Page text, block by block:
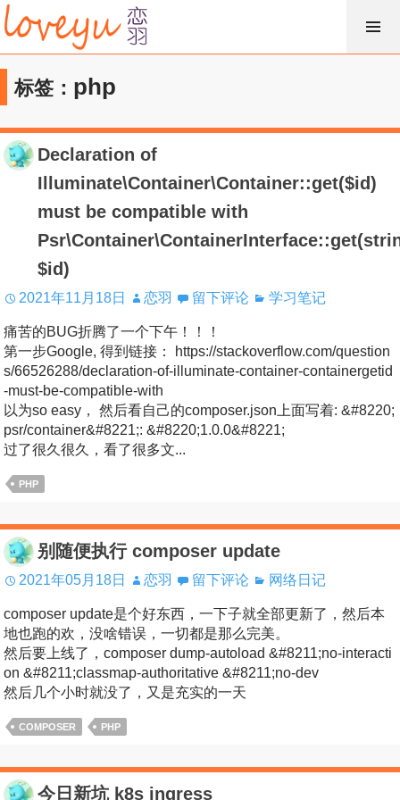
跳
过
内
容标签： php
Declaration of
Illuminate\Container\Container::get($id)
must be compatible with
$id)
2021年11月18日 恋羽 留下评论 学习笔记
痛苦的BUG折腾了一个下午！！！
第一步Google, 得到链接： https://stackoverflow.com/question
s/66526288/declaration-of-illuminate-container-containergetid
-must-be-compatible-with
以为so easy， 然后看自己的composer.json上面写着: &#8220;
psr/container&#8221;: &#8220;1.0.0&#8221;
过了很久很久，看了很多文...
PHP
别随便执行 composer update
2021年05月18日 恋羽 留下评论 网络日记
composer update是个好东西，一下子就全部更新了，然后本
地也跑的欢，没啥错误，一切都是那么完美。
然后要上线了，composer dump-autoload &#8211;no-interacti
on &#8211;classmap-authoritative &#8211;no-dev
然后几个小时就没了，又是充实的一天
COMPOSER PHP
今日新坑 k8s ingress